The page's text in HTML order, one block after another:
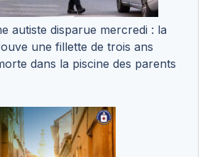
autiste disparue mercredi : la
une fillette de trois ans
dans la piscine des parents